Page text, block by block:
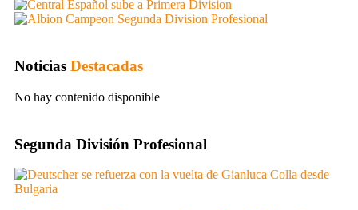
Noticias Destacadas
No hay contenido disponible
Segunda División Profesional